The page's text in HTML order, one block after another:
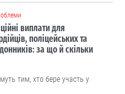
виплати для
поліцейських та
за що й скільки
тим, хто бере участь у